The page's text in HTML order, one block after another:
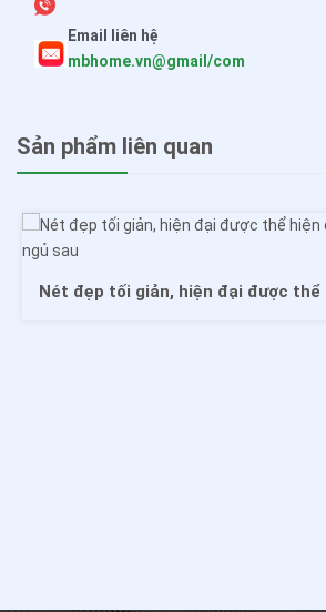
Email liên hệ
mbhome.vn@gmail/com
Sản phẩm liên quan